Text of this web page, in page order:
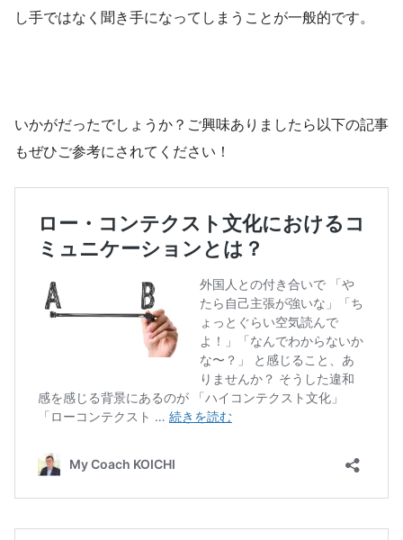
し手ではなく聞き手になってしまうことが一般的です。
いかがだったでしょうか？ご興味ありましたら以下の記事
もぜひご参考にされてください！